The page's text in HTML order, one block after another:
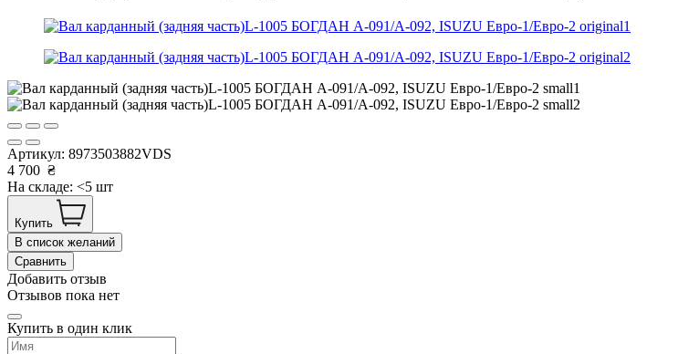
Артикул: 8973503882VDS
4 700 ₴
На складе: <5 шт
Купить
В список желаний
Сравнить
Добавить отзыв
Отзывов пока нет
Купить в один клик